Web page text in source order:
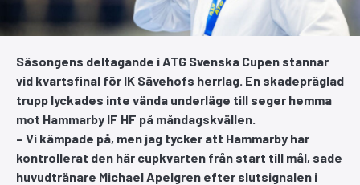
Säsongens deltagande i ATG Svenska Cupen stannar
vid kvartsfinal för IK Sävehofs herrlag. En skadepräglad
trupp lyckades inte vända underläge till seger hemma
mot Hammarby IF HF på måndagskvällen.
– Vi kämpade på, men jag tycker att Hammarby har
kontrollerat den här cupkvarten från start till mål, sade
huvudtränare Michael Apelgren efter slutsignalen i